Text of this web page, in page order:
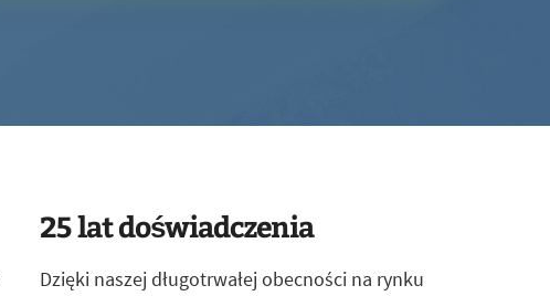
25 lat doświadczenia
Dzięki naszej długotrwałej obecności na rynku